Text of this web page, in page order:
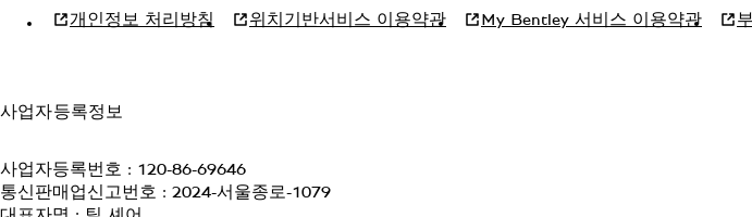
개인정보 처리방침 위치기반서비스 이용약관 My Bentley 서비스 이용약관
사업자등록정보
사업자등록번호 : 120-86-69646
통신판매업신고번호 : 2024-서울종로-1079